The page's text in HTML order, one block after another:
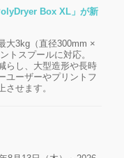
Box XL」が新
大3kg（直径300mm ×
トスプールに対応。
らし、大型造形や長時
ユーザーやプリントフ
させます。